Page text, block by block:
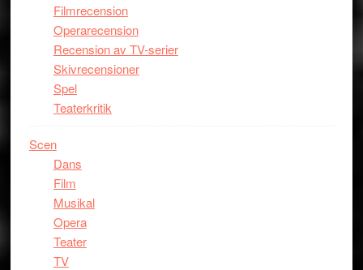
Filmrecension
Operarecension
Recension av TV-serier
Skivrecensioner
Spel
Teaterkritik
Scen
Dans
Film
Musikal
Opera
Teater
TV